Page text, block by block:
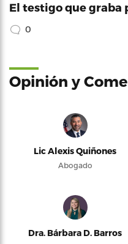
El testigo que graba
0
Opinión y
Lic Alexis Quiñones
Abogado
Dra. Bárbara D. Barros